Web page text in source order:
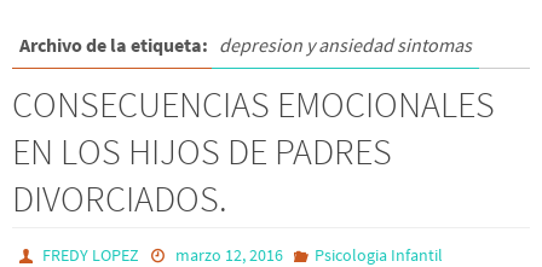
Archivo de la etiqueta: depresion y ansiedad sintomas
CONSECUENCIAS EMOCIONALES
EN LOS HIJOS DE PADRES
DIVORCIADOS.
FREDY LOPEZ marzo 12, 2016
Psicologia Infantil